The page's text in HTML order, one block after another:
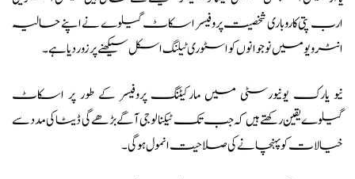
ارب پتی کاروباری شخصیت پروفیسر اسکاٹ گیلوے نے اپنے حالیہ
انٹرویو میں نوجوانوں کو اسٹوری ٹیلنگ اسکل سیکھنے پر زور دیا ہے۔
نیو یارک یونیورسٹی میں مارکیٹنگ پروفیسر کے طور پر اسکاٹ
گیلوے یقین رکھتے ہیں کہ جب تک ٹیکنالوجی آگے بڑھے گی ڈیٹا کی مدد سے
خیالات کو پہنچانے کی صلاحیت انمول ہوگی۔